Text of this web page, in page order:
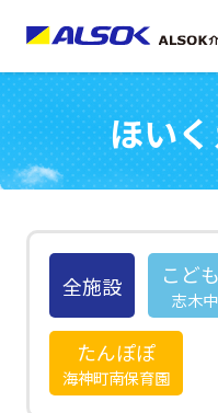
こどもの家
志木中宗岡保育園
たんぽぽ
西船橋駅前保育園
たんぽぽ
海神町南保育園
ほい
全施設 こど
志木
たんぽぽ
海神町南保育園